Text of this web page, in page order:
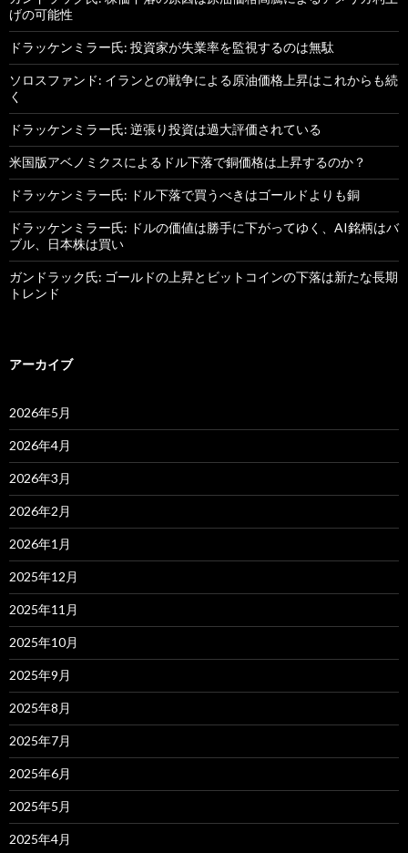
げの可能性
ドラッケンミラー氏: 投資家が失業率を監視するのは無駄
ソロスファンド: イランとの戦争による原油価格上昇はこれからも続
く
ドラッケンミラー氏: 逆張り投資は過大評価されている
米国版アベノミクスによるドル下落で銅価格は上昇するのか？
ドラッケンミラー氏: ドル下落で買うべきはゴールドよりも銅
ドラッケンミラー氏: ドルの価値は勝手に下がってゆく、AI銘柄はバ
ブル、日本株は買い
ガンドラック氏: ゴールドの上昇とビットコインの下落は新たな長期
トレンド
アーカイブ
2026年5月
2026年4月
2026年3月
2026年2月
2026年1月
2025年12月
2025年11月
2025年10月
2025年9月
2025年8月
2025年7月
2025年6月
2025年5月
2025年4月